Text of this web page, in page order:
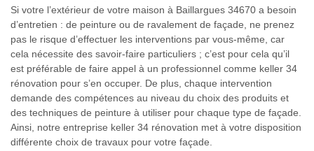
Si votre l’extérieur de votre maison à Baillargues 34670 a besoin
d’entretien : de peinture ou de ravalement de façade, ne prenez
pas le risque d’effectuer les interventions par vous-même, car
cela nécessite des savoir-faire particuliers ; c’est pour cela qu’il
est préférable de faire appel à un professionnel comme keller 34
rénovation pour s’en occuper. De plus, chaque intervention
demande des compétences au niveau du choix des produits et
des techniques de peinture à utiliser pour chaque type de façade.
Ainsi, notre entreprise keller 34 rénovation met à votre disposition
différente choix de travaux pour votre façade.